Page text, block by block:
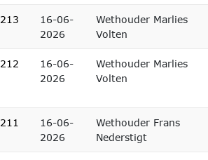
213
16-06-
2026
Wethouder Marlies
Volten
212
16-06-
2026
Wethouder Marlies
Volten
211
16-06-
2026
Wethouder Frans
Nederstigt